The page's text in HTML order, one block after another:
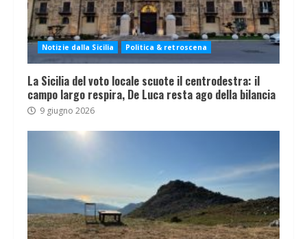
Notizie dalla Sicilia Politica & retroscena
La Sicilia del voto locale scuote il centrodestra: il
campo largo respira, De Luca resta ago della bilancia
9 giugno 2026